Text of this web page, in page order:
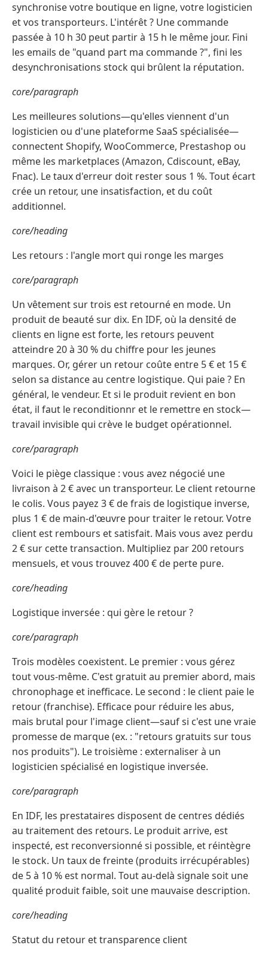
synchronise votre boutique en ligne, votre logisticien
et vos transporteurs. L'intérêt ? Une commande
passée à 10 h 30 peut partir à 15 h le même jour. Fini
les emails de "quand part ma commande ?", fini les
desynchronisations stock qui brûlent la réputation.
core/paragraph
Les meilleures solutions—qu'elles viennent d'un
logisticien ou d'une plateforme SaaS spécialisée—
connectent Shopify, WooCommerce, Prestashop ou
même les marketplaces (Amazon, Cdiscount, eBay,
Fnac). Le taux d'erreur doit rester sous 1 %. Tout écart
crée un retour, une insatisfaction, et du coût
additionnel.
core/heading
Les retours : l'angle mort qui ronge les marges
core/paragraph
Un vêtement sur trois est retourné en mode. Un
produit de beauté sur dix. En IDF, où la densité de
clients en ligne est forte, les retours peuvent
atteindre 20 à 30 % du chiffre pour les jeunes
marques. Or, gérer un retour coûte entre 5 € et 15 €
selon sa distance au centre logistique. Qui paie ? En
général, le vendeur. Et si le produit revient en bon
état, il faut le reconditionnr et le remettre en stock—
travail invisible qui crève le budget opérationnel.
core/paragraph
Voici le piège classique : vous avez négocié une
livraison à 2 € avec un transporteur. Le client retourne
le colis. Vous payez 3 € de frais de logistique inverse,
plus 1 € de main-d'œuvre pour traiter le retour. Votre
client est rembours et satisfait. Mais vous avez perdu
2 € sur cette transaction. Multipliez par 200 retours
mensuels, et vous trouvez 400 € de perte pure.
core/heading
Logistique inversée : qui gère le retour ?
core/paragraph
Trois modèles coexistent. Le premier : vous gérez
tout vous-même. C'est gratuit au premier abord, mais
chronophage et inefficace. Le second : le client paie le
retour (franchise). Efficace pour réduire les abus,
mais brutal pour l'image client—sauf si c'est une vraie
promesse de marque (ex. : "retours gratuits sur tous
nos produits"). Le troisième : externaliser à un
logisticien spécialisé en logistique inversée.
core/paragraph
En IDF, les prestataires disposent de centres dédiés
au traitement des retours. Le produit arrive, est
inspecté, est reconversionné si possible, et réintègre
le stock. Un taux de freinte (produits irrécupérables)
de 5 à 10 % est normal. Tout au-delà signale soit une
qualité produit faible, soit une mauvaise description.
core/heading
Statut du retour et transparence client